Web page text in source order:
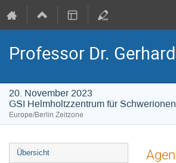
Professor Dr.
20. November 2023
GSI Helmholtzzentrum für
Europe/Berlin Zeitzone
Veranstaltungsmenü
Übersicht